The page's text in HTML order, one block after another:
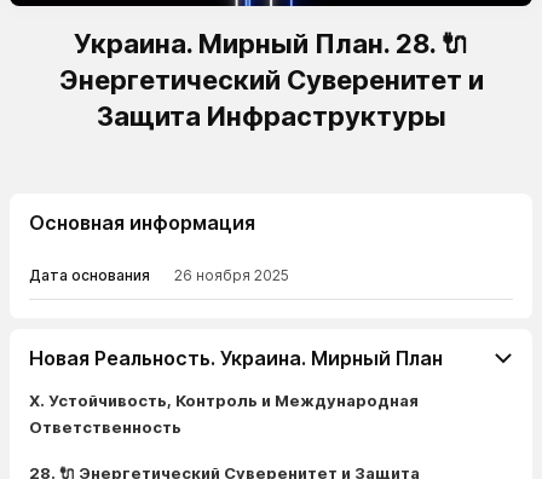
Украина. Мирный План. 28. 🔌
Энергетический Суверенитет и
Защита Инфраструктуры
Основная информация
Дата основания 26 ноября 2025
Новая Реальность. Украина. Мирный План
X. Устойчивость, Контроль и Международная
Ответственность
28. 🔌 Энергетический Суверенитет и Защита